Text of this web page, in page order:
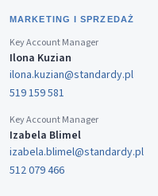
MARKETING I SPRZEDAŻ
Key Account Manager
Ilona Kuzian
ilona.kuzian@standardy.pl
519 159 581
Key Account Manager
Izabela Blimel
izabela.blimel@standardy.pl
512 079 466